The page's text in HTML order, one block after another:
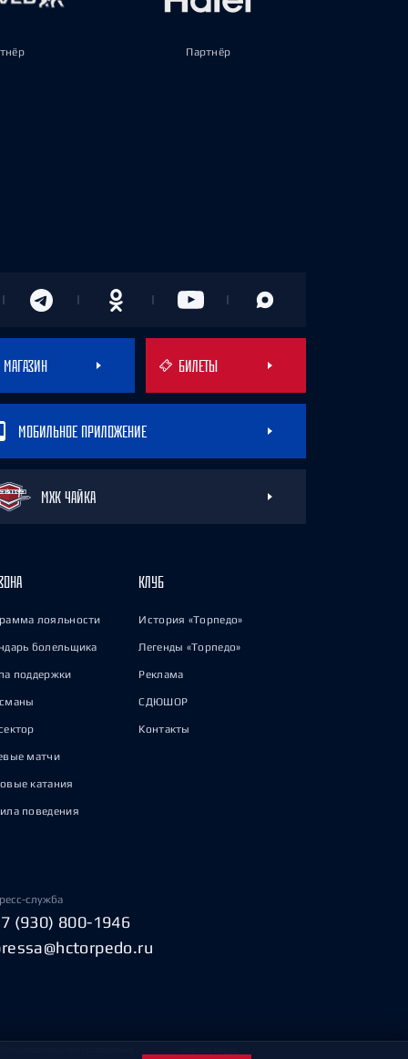
Партнёр
МАГАЗИН БИЛЕТЫ
МОБИЛЬНОЕ ПРИЛОЖЕНИЕ
МХК ЧАЙКА
лояльности
болельщика
поддержки
матчи
катания
поведения
КЛУБ
История «Торпедо»
Легенды «Торпедо»
Реклама
СДЮШОР
Контакты
служба
(930) 800-1946